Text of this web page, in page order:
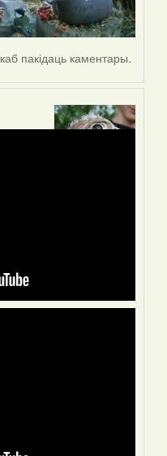
каб пакідаць каментары.